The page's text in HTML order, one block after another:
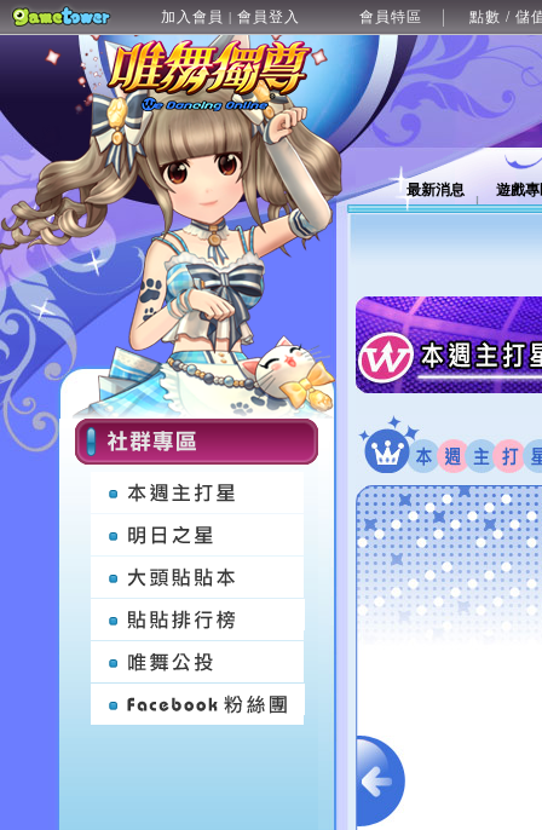
加入會員 | 會員登入 會員特區 點數 / 儲
最新消息 遊戲